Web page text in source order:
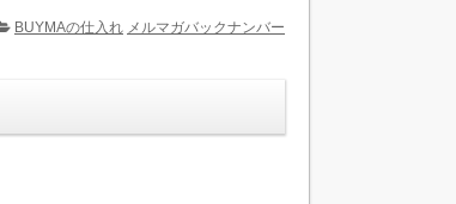
BUYMAの仕入れ メルマガバックナンバー